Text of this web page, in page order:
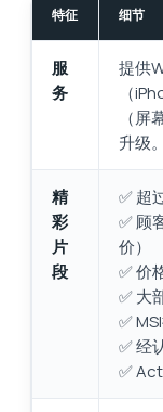
特征 细节
服
务
提供
（
（
升级。
精
彩
片
段
✅ 超
✅ 顾
价）
✅ 价
✅ 大
✅
✅ 经
✅